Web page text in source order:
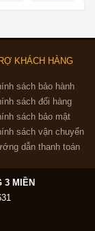
KHÁCH HÀNG
sách bảo hành
sách đổi hàng
sách bảo mật
sách vận chuyển
dẫn thanh toán
3 MIỀN